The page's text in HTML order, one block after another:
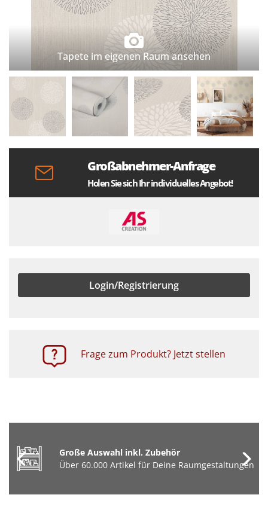
Tapete im eigenen Raum ansehen
Großabnehmer-Anfrage
Holen Sie sich Ihr individuelles Angebot!
Login/Registrierung
Frage zum Produkt? Jetzt stellen
Große Auswahl inkl. Zubehör
Über 60.000 Artikel für Deine Raumgestaltungen